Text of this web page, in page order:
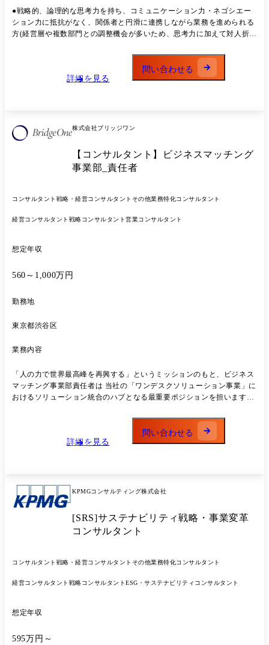
広範なステークホルダーと協働しながら、業界の変革をリードできる極
めてチャレンジングな環境であり、経営層と密接に連携しながら、外
部・内部環境を的確に分析し、戦略的な意思決定を支援・牽引いただけ
領域を相談のうえ決定いたしますが、③はディールの有無もありますの
で、①、②中心に牽引いただける方を歓迎) ① グループ会社戦略の立
案・推進 プロジェクトマネージャーとして、金融分野に属するグループ
に貢献。 ② ビジネスパートナー連携の強化 NTTデータのシステム開発
推進を担当。 プロジェクトマネージャーとして、幹部会議や意見交換会
の企画・運営などを通じ、パートナーエコシステムの強化をリード。 パ
M&A戦略を企画・推進。 コンサルティング会社、証券会社、公知情報
提案・エスカレーションを実施。 案件化フェーズでは、関係部門・外部
ー・ディリジェンス、シナジー検討、バリュエーション、意思決定支援
●戦略的、論理的な思考力を持ち、コミュニケーション力・ネゴシエー
ション力に抵抗がなく、関係者と円滑に連携しながら業務を進められる
方(経営層や複数部門との調整機会が多いため、思考力に加えて対人折衝
先回りして動き、提案型で行動できる方 ●プロアクティブに構造的な整
理を行った資料を作り、レビュー等を通じて修正」という営みを繰り返
し資料クオリティを向上させることができる方 ●以下のいずれかの経験
的なビジネス経験 ●ポジション別の期待要件 ①課長代理層:これまでの
業務経験と実績に加え、戦略的・論理的な思考力・リーダーシップ・ポ
テンシャルを重視します。 ②主任&一般社員層:今後の成長意欲や戦略
的・論理的な思考力、新たな業務の吸収力といったポテンシャルを重視
します。 ●金融分野での経験は不問です
詳細を見る
問い合わせる
株式会社ブリッジワン
【コンサルタント】ビジネスマッチング
事業部_責任者
コンサルタント 戦略・経営コンサルタント その他業務特化コンサルタント
経営コンサルタント 戦略コンサルタント営業コンサルタント
想定年収
560～1,000万円
勤務地
東京都渋谷区
業務内容
「人の力で世界最高峰を再興する」というミッションのもと、ビジネス
マッチング事業部責任者は 当社の「ワンデスクソリューション事業」に
おけるソリューション統合のハブとなる最重要ポジションを担います。
ション提供企業を結びつけ、 経営課題の解決と事業成長を加速させる
「価値創造型のマッチング」を主導することが最大のミッションです。
この事業を通じて、日本企業の再興に直接貢献していただきます。 ●メ
ヒアリング業務(経営課題の特定と定義)> 顧客企業の経営課題の詳細な
聞き取り調査と、業界動向や市場環境の分析を踏まえた課題の整理を行
います。 企業の成長ステージに応じたニーズの把握、予算規模や導入時
期などの具体的条件の確認を通じて、解決すべき真の課題を定義しま
グ候補先のリストアップを主導します。 企業間の橋渡し役としてのコー
持ちます。 <データベース管理業務(戦略資産の構築)> 企業情報および
例の蓄積と活用を通じて、事業部の戦略資産を構築・管理します。 <営
ングおよび同席、契約締結に向けた条件調整の支援を行います。 アフタ
詳細を見る
問い合わせる
KPMGコンサルティング株式会社
[SRS]サステナビリティ戦略・事業変革
コンサルタント
コンサルタント 戦略・経営コンサルタント その他業務特化コンサルタント
経営コンサルタント 戦略コンサルタントESG・サステナビリティコンサルタント
想定年収
595万円～